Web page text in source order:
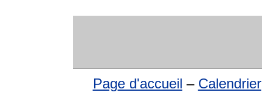
Page d'accueil – Calendrier